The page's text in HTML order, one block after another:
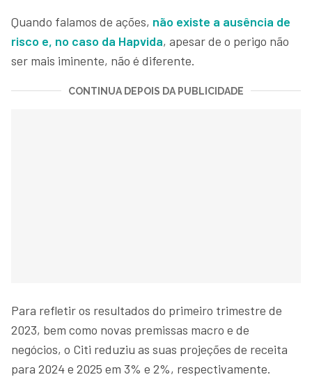
Quando falamos de ações, não existe a ausência de
risco e, no caso da Hapvida, apesar de o perigo não
ser mais iminente, não é diferente.
CONTINUA DEPOIS DA PUBLICIDADE
Para refletir os resultados do primeiro trimestre de
2023, bem como novas premissas macro e de
negócios, o Citi reduziu as suas projeções de receita
para 2024 e 2025 em 3% e 2%, respectivamente.